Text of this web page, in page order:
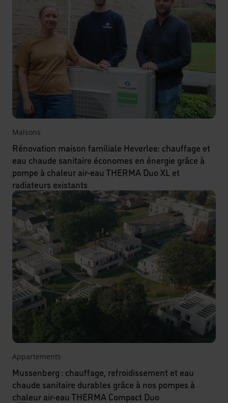
Maisons
Rénovation maison familiale Heverlee: chauffage et
eau chaude sanitaire économes en énergie grâce à
pompe à chaleur air-eau THERMA Duo XL et
radiateurs existants
Appartements
Mussenberg : chauffage, refroidissement et eau
chaude sanitaire durables grâce à nos pompes à
chaleur air-eau THERMA Compact Duo